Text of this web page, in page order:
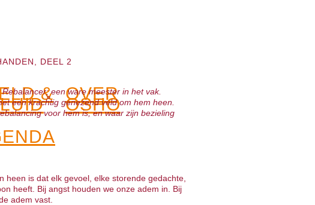
& OVER
OSHO
DEEL 2
een ware meester in het vak.
een krachtig genezend veld om hem heen.
voor hem is, en waar zijn bezieling
heen is dat elk gevoel, elke storende gedachte,
heeft. Bij angst houden we onze adem in. Bij
adem vast.